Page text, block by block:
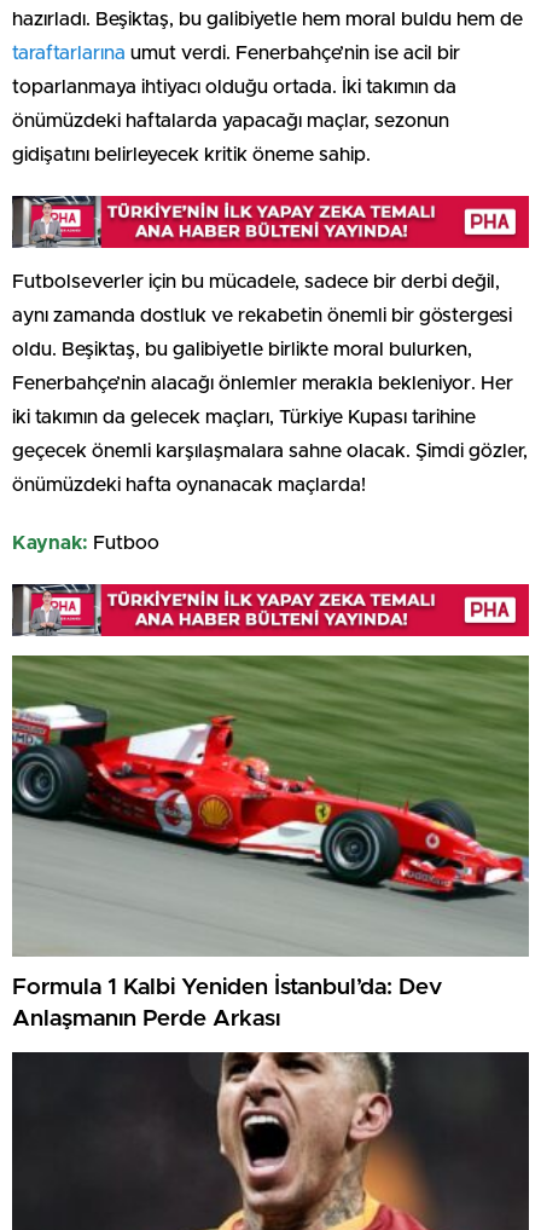
hazırladı. Beşiktaş, bu galibiyetle hem moral buldu hem de
taraftarlarına umut verdi. Fenerbahçe’nin ise acil bir
toparlanmaya ihtiyacı olduğu ortada. İki takımın da
önümüzdeki haftalarda yapacağı maçlar, sezonun
gidişatını belirleyecek kritik öneme sahip.
Futbolseverler için bu mücadele, sadece bir derbi değil,
aynı zamanda dostluk ve rekabetin önemli bir göstergesi
oldu. Beşiktaş, bu galibiyetle birlikte moral bulurken,
Fenerbahçe’nin alacağı önlemler merakla bekleniyor. Her
iki takımın da gelecek maçları, Türkiye Kupası tarihine
geçecek önemli karşılaşmalara sahne olacak. Şimdi gözler,
önümüzdeki hafta oynanacak maçlarda!
Kaynak: Futboo
Formula 1 Kalbi Yeniden İstanbul’da: Dev
Anlaşmanın Perde Arkası